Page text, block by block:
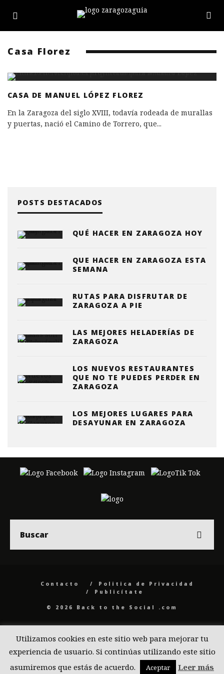
Casa Florez
CASA DE MANUEL LÓPEZ FLOREZ
En la Zaragoza del siglo XVIII, todavía rodeada de murallas
y puertas, nació el Camino de Torrero, que...
POSTS DESTACADOS
QUÉ HACER EN ZARAGOZA HOY
QUE HACER EN ZARAGOZA ESTA
SEMANA
RUTAS PARA DISFRUTAR DE
ZARAGOZA A PIE
LAS MEJORES HELADERÍAS DE
ZARAGOZA
LOS NUEVOS RESTAURANTES
QUE NO TE PUEDES PERDER EN
ZARAGOZA
LOS MEJORES LUGARES PARA
DESAYUNAR EN ZARAGOZA
Contacto
Politica de Privacidad
Publicítate
© 2026 Back to the Social .com
Utilizamos cookies en este sitio web para mejorar tu
experiencia de usuario. Si continúas utilizando este sitio
asumiremos que estás de acuerdo.
Aceptar Leer más